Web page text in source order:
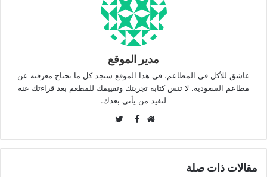
مدير الموقع
عاشق للأكل في المطاعم، في هذا الموقع ستجد كل ما تحتاج معرفته عن
مطاعم السعودية. لا تنس كتابة تجربتك وتقييمك للمطعم بعد قراءتك عنه
لتفيد من يأتي بعدك.
Facebook
مقالات ذات صلة